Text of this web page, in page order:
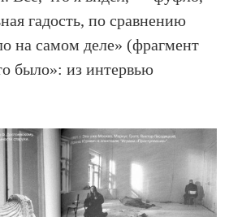
гадость, по сравнению
на самом деле» (фрагмент
было»: из интервью